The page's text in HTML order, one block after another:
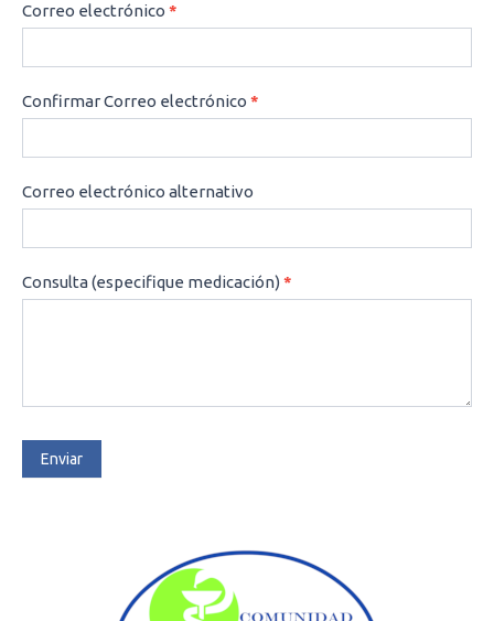
Correo electrónico *
Confirmar Correo electrónico *
Correo electrónico alternativo
Consulta (especifique medicación)*
Enviar